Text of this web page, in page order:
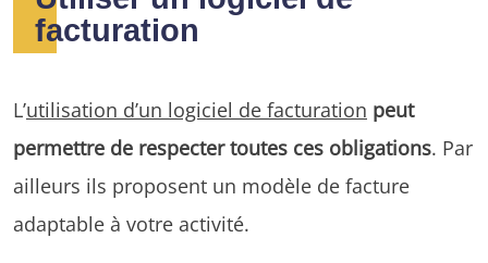
facturation
L’utilisation d’un logiciel de facturation peut
permettre de respecter toutes ces obligations. Par
ailleurs ils proposent un modèle de facture
adaptable à votre activité.